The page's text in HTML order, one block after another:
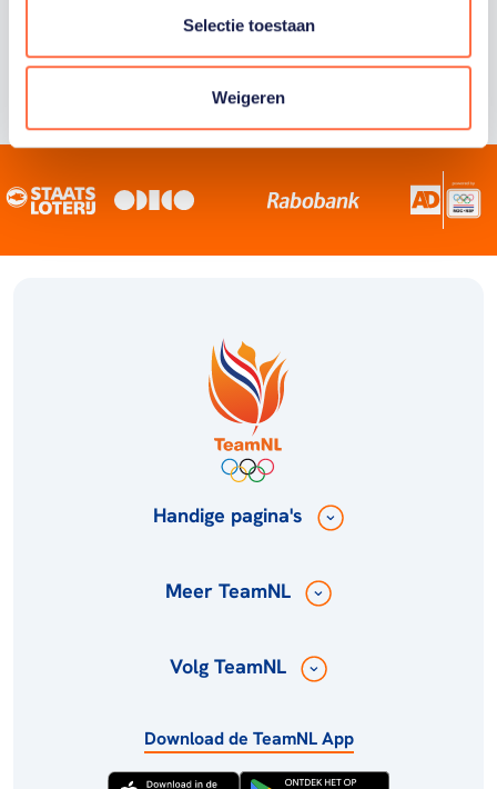
Selectie toestaan
Weigeren
Handige pagina's
Meer TeamNL
Volg TeamNL
Download de TeamNL App